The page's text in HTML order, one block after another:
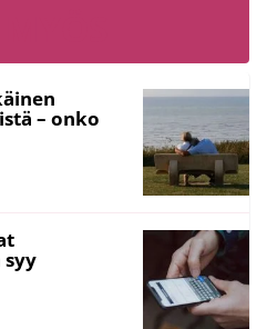
– onko
syy